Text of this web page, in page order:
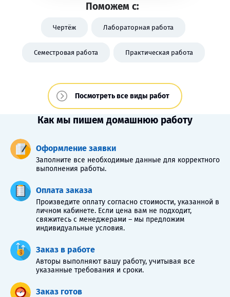
Поможем с:
Чертёж Лабораторная работа
Семестровая работа Практическая работа
Посмотреть все виды работ
Как мы пишем домашнюю работу
Оформление заявки
Заполните все необходимые данные для корректного
выполнения работы.
Оплата заказа
Произведите оплату согласно стоимости, указанной в
личном кабинете. Если цена вам не подходит,
свяжитесь с менеджерами – мы предложим
индивидуальные условия.
Заказ в работе
Авторы выполняют вашу работу, учитывая все
указанные требования и сроки.
Заказ готов